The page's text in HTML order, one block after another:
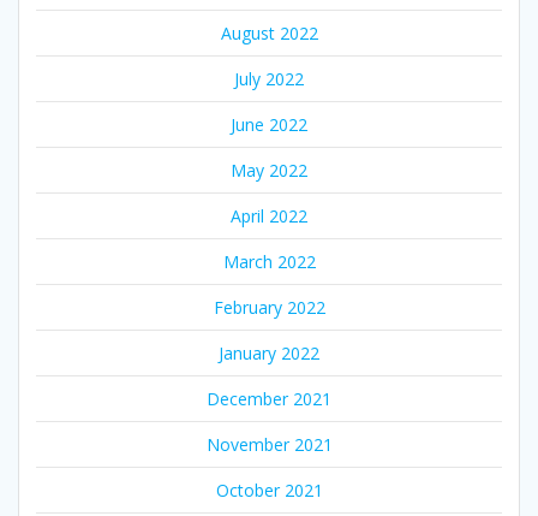
August 2022
July 2022
June 2022
May 2022
April 2022
March 2022
February 2022
January 2022
December 2021
November 2021
October 2021